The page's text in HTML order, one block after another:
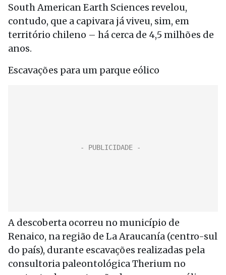
South American Earth Sciences revelou,
contudo, que a capivara já viveu, sim, em
território chileno – há cerca de 4,5 milhões de
anos.
Escavações para um parque eólico
A descoberta ocorreu no município de
Renaico, na região de La Araucanía (centro-sul
do país), durante escavações realizadas pela
consultoria paleontológica Therium no